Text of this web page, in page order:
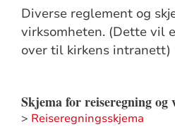
Diverse reglement og
virksomheten. (Dette vil
over til kirkens intranett)
Skjema for reiseregning
> Reiseregningsskjema